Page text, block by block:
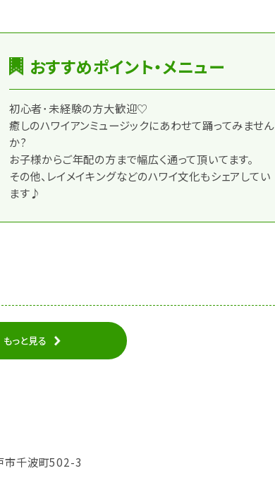
おすすめポイント・メニュー
初心者･未経験の方大歓迎♡
癒しのハワイアンミュージックにあわせて踊ってみません
か?
お子様からご年配の方まで幅広く通って頂いてます。
その他、レイメイキングなどのハワイ文化もシェアしてい
ます♪
もっと見る
市千波町502-3